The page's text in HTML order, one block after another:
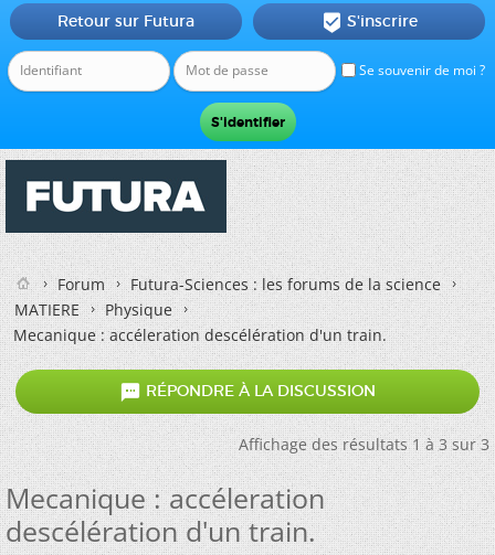
Se souvenir de moi ?
Retour sur Futura  S'inscrire
Forum
Futura-Sciences : les forums de la science
MATIERE
Physique
Mecanique : accéleration descélération d'un train.
 RÉPONDRE À LA DISCUSSION
Affichage des résultats 1 à 3 sur 3
Mecanique : accéleration
descélération d'un train.